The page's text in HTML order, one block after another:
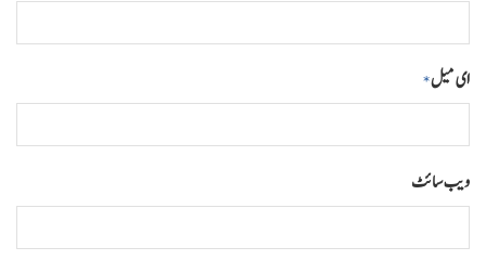
ای میل*
ویب‌ سائٹ